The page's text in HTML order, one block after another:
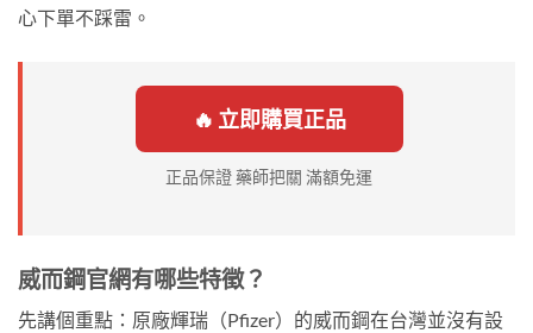
心下單不踩雷。
🔥 立即購買正品
正品保證 藥師把關 滿額免運
威而鋼官網有哪些特徵？
先講個重點：原廠輝瑞（Pfizer）的威而鋼在台灣並沒有設